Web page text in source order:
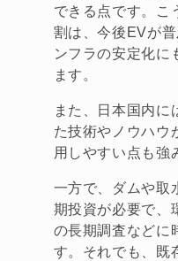
できる点です。こ
割は、今後EVが
ンフラの安定化に
ます。
また、日本国内に
た技術やノウハウ
用しやすい点も強
一方で、ダムや取
期投資が必要で、
の長期調査などに
す。それでも、既